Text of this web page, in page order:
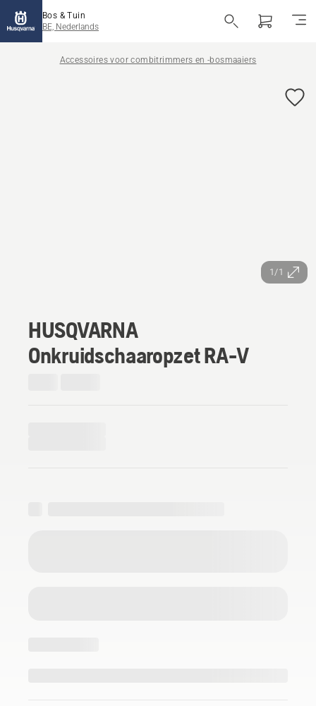
Bos & Tuin
BE, Nederlands
Accessoires voor combitrimmers en -bosmaaiers
1/1
HUSQVARNA
Onkruidschaaropzet RA-V